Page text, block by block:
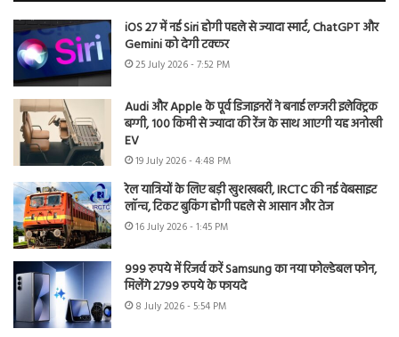
iOS 27 में नई Siri होगी पहले से ज्यादा स्मार्ट, ChatGPT और
Gemini को देगी टक्कर
25 July 2026 - 7:52 PM
Audi और Apple के पूर्व डिजाइनरों ने बनाई लग्जरी इलेक्ट्रिक
बग्गी, 100 किमी से ज्यादा की रेंज के साथ आएगी यह अनोखी
EV
19 July 2026 - 4:48 PM
रेल यात्रियों के लिए बड़ी खुशखबरी, IRCTC की नई वेबसाइट
लॉन्च, टिकट बुकिंग होगी पहले से आसान और तेज
16 July 2026 - 1:45 PM
999 रुपये में रिजर्व करें Samsung का नया फोल्डेबल फोन,
मिलेंगे 2799 रुपये के फायदे
8 July 2026 - 5:54 PM